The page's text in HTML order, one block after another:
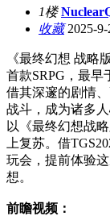
1楼
收藏2025-9-
《最终幻想 战略
首款SRPG，最早
借其深邃的剧情
战斗，成为诸多
以《最终幻想战
上复苏。借
玩会，提前体验
想。
前瞻视频：